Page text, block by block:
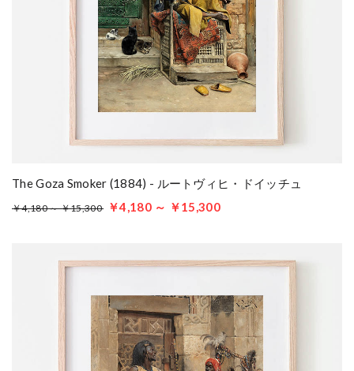
The Goza Smoker (1884) - ルートヴィヒ・ドイッチュ
￥4,180 ～ ￥15,300 ￥4,180 ～ ￥15,300